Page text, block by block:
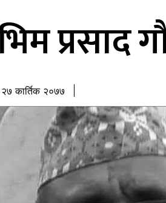
भिम
२७ कार्तिक २०७७